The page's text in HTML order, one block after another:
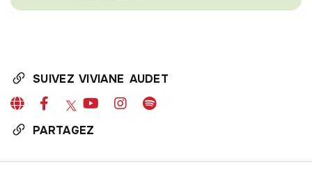
SUIVEZ VIVIANE AUDET
PARTAGEZ